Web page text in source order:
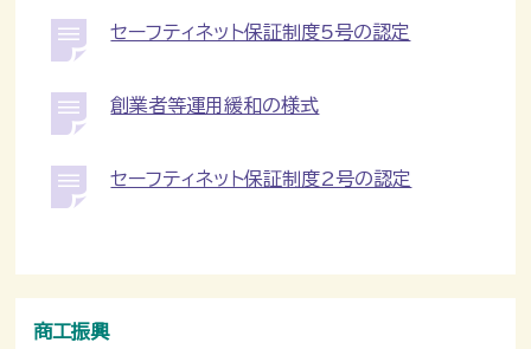
セーフティネット保証制度5号の認定
創業者等運用緩和の様式
セーフティネット保証制度2号の認定
商工振興